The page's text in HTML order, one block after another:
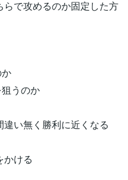
で攻めるのか固定した方
うのか
い無く勝利に近くなる
かける